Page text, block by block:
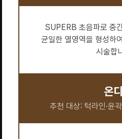
SUPERB 초음파로 중
균일한 열영역을 형성하
시술합
온
추천 대상: 턱라인·윤